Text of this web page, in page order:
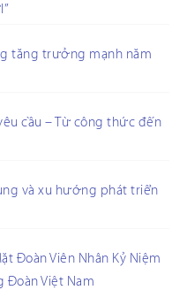
tăng trưởng mạnh năm
cầu – Từ công thức đến
và xu hướng phát triển
Đoàn Viên Nhân Kỷ Niệm
Đoàn Việt Nam